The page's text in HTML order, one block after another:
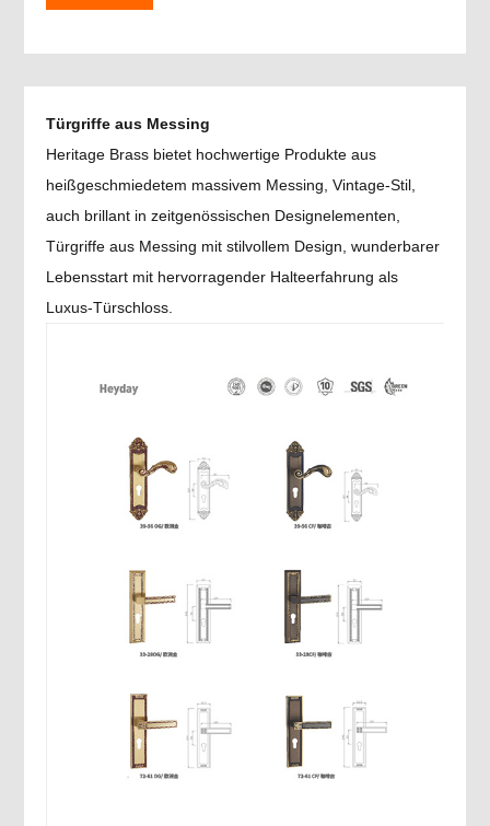
Türgriffe aus Messing
Heritage Brass bietet hochwertige Produkte aus
heißgeschmiedetem massivem Messing, Vintage-Stil,
auch brillant in zeitgenössischen Designelementen,
Türgriffe aus Messing mit stilvollem Design, wunderbarer
Lebensstart mit hervorragender Halteerfahrung als
Luxus-Türschloss.